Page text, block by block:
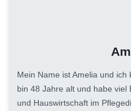
Mein Name ist Amelia und
bin 48 Jahre alt und habe viel
und Hauswirtschaft im